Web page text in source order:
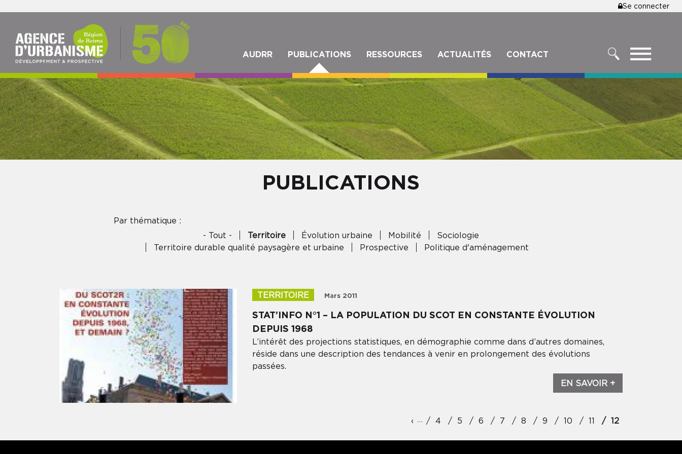
MENU
DE
Se connecter
NAVIGATION
AUDRR PUBLICATIONS RESSOURCES ACTUALITÉS CONTACT MENU
PUBLICATIONS
Par thématique :
- Tout -
Territoire Évolution urbaine Mobilité
Sociologie
Territoire durable qualité paysagère et urbaine
Prospective Politique d'aménagement
TERRITOIRE Mars 2011
STAT’INFO N°1 – LA POPULATION DU SCOT EN CONSTANTE ÉVOLUTION
DEPUIS 1968
L’intérêt des projections statistiques, en démographie comme dans d’autres domaines,
réside dans une description des tendances à venir en prolongement des évolutions
passées.
EN SAVOIR +
‹ ‹‹… 4 5 6 7 8 9 10 11 12